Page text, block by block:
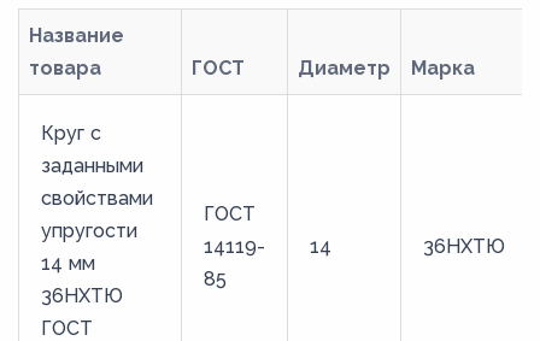
260
27
29
3
30
31
Название
товара
ГОСТ Диаметр Марка
Круг с
заданными
свойствами
упругости
14 мм
36НХТЮ
ГОСТ
ГОСТ
14119-
85
14 36НХТЮ